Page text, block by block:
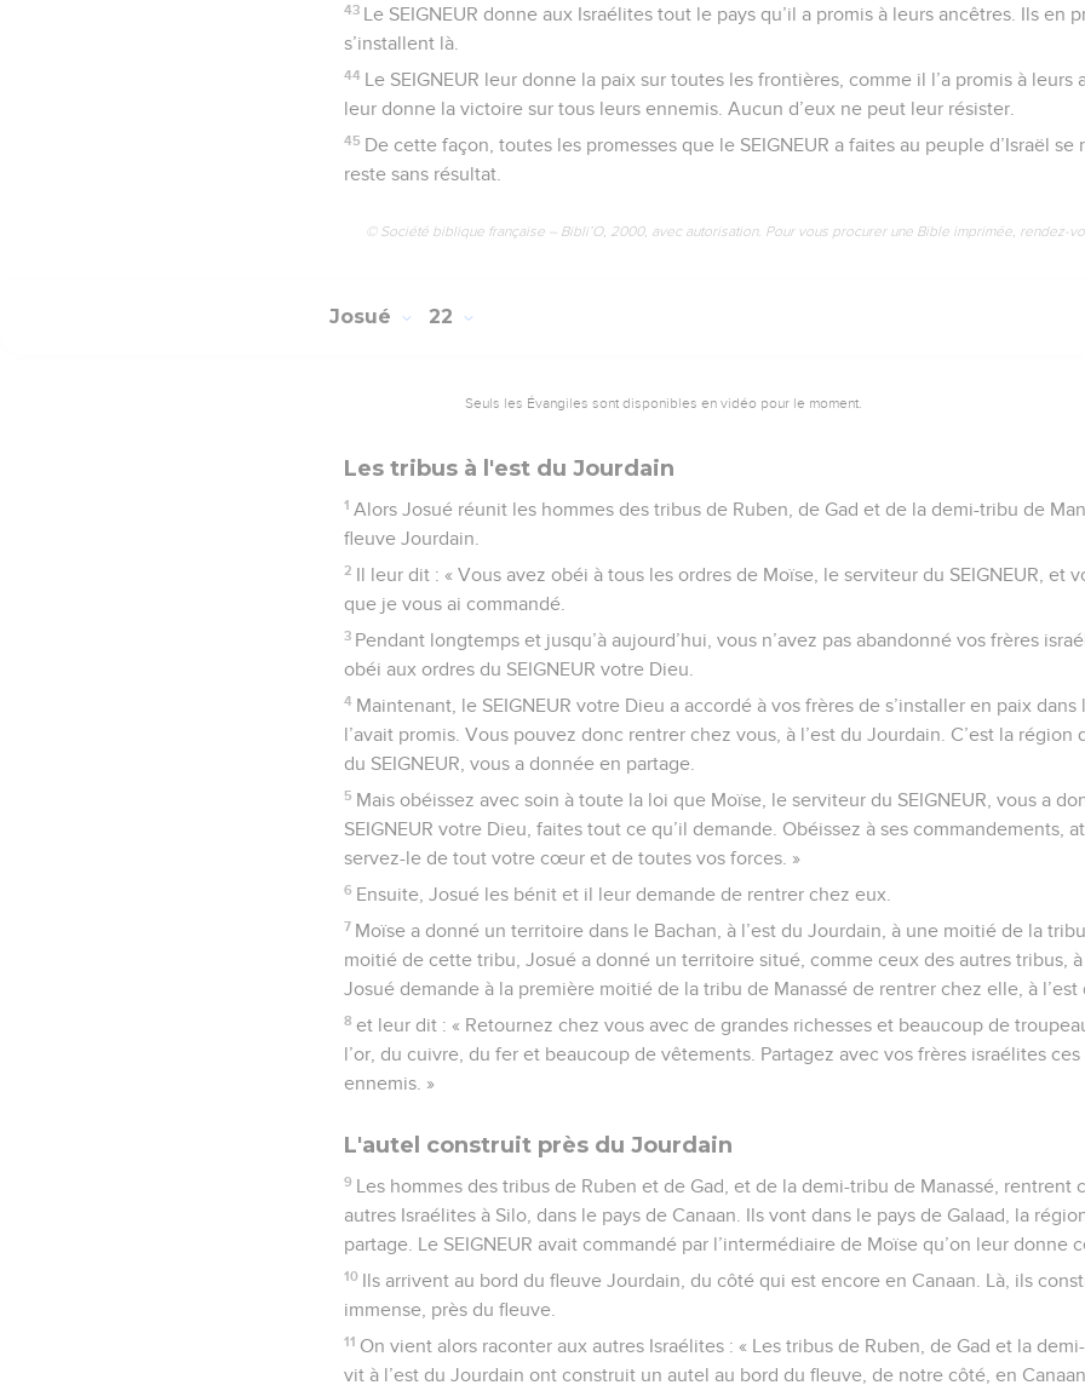
43 Le SEIGNEUR donne aux Israélites tout le pays qu’il a promis à leurs ancêtres. Ils en
s’installent là.
44 Le SEIGNEUR leur donne la paix sur toutes les frontières, comme il l’a promis à leurs
leur donne la victoire sur tous leurs ennemis. Aucun d’eux ne peut leur résister.
45 De cette façon, toutes les promesses que le SEIGNEUR a faites au peuple d’Israël
reste sans résultat.
© Société biblique française – Bibli’O, 2000, avec autorisation. Pour vous procurer une Bible imprimée, rendez-
Josué 22
Seuls les Évangiles sont disponibles en vidéo pour le moment.
Les tribus à l'est du Jourdain
1 Alors Josué réunit les hommes des tribus de Ruben, de Gad et de la demi-tribu de
fleuve Jourdain.
2 Il leur dit : « Vous avez obéi à tous les ordres de Moïse, le serviteur du SEIGNEUR, et
que je vous ai commandé.
3 Pendant longtemps et jusqu’à aujourd’hui, vous n’avez pas abandonné vos frères
obéi aux ordres du SEIGNEUR votre Dieu.
4 Maintenant, le SEIGNEUR votre Dieu a accordé à vos frères de s’installer en paix
l’avait promis. Vous pouvez donc rentrer chez vous, à l’est du Jourdain. C’est la région
du SEIGNEUR, vous a donnée en partage.
5 Mais obéissez avec soin à toute la loi que Moïse, le serviteur du SEIGNEUR, vous a
SEIGNEUR votre Dieu, faites tout ce qu’il demande. Obéissez à ses commandements,
servez-le de tout votre cœur et de toutes vos forces. »
6 Ensuite, Josué les bénit et il leur demande de rentrer chez eux.
7 Moïse a donné un territoire dans le Bachan, à l’est du Jourdain, à une moitié de la
moitié de cette tribu, Josué a donné un territoire situé, comme ceux des autres tribus, à
Josué demande à la première moitié de la tribu de Manassé de rentrer chez elle, à
8 et leur dit : « Retournez chez vous avec de grandes richesses et beaucoup de
l’or, du cuivre, du fer et beaucoup de vêtements. Partagez avec vos frères israélites ces
ennemis. »
L'autel construit près du Jourdain
9 Les hommes des tribus de Ruben et de Gad, et de la demi-tribu de Manassé, rentrent
autres Israélites à Silo, dans le pays de Canaan. Ils vont dans le pays de Galaad, la
partage. Le SEIGNEUR avait commandé par l’intermédiaire de Moïse qu’on leur donne
10 Ils arrivent au bord du fleuve Jourdain, du côté qui est encore en Canaan. Là, ils
immense, près du fleuve.
11 On vient alors raconter aux autres Israélites : « Les tribus de Ruben, de Gad et la
vit à l’est du Jourdain ont construit un autel au bord du fleuve, de notre côté, en